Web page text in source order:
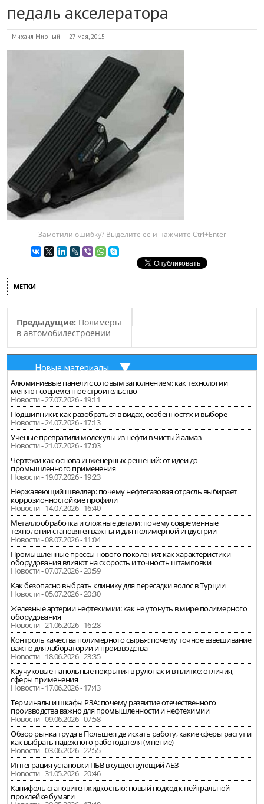
педаль акселератора
Михаил Мирный 27 мая, 2015
Заметили ошибку? Выделите ее и нажмите Ctrl+Enter
МЕТКИ
Предыдущие: Полимеры
в автомобилестроении
Новые материалы
Алюминиевые панели с сотовым заполнением: как технологии
меняют современное строительство
Новости - 27.07.2026 - 19:11
Подшипники: как разобраться в видах, особенностях и выборе
Новости - 24.07.2026 - 17:13
Учёные превратили молекулы из нефти в чистый алмаз
Новости - 21.07.2026 - 17:03
Чертежи как основа инженерных решений: от идеи до
промышленного применения
Новости - 19.07.2026 - 19:23
Нержавеющий швеллер: почему нефтегазовая отрасль выбирает
коррозионностойкие профили
Новости - 14.07.2026 - 16:40
Металлообработка и сложные детали: почему современные
технологии становятся важны и для полимерной индустрии
Новости - 08.07.2026 - 11:04
Промышленные прессы нового поколения: как характеристики
оборудования влияют на скорость и точность штамповки
Новости - 07.07.2026 - 20:59
Как безопасно выбрать клинику для пересадки волос в Турции
Новости - 05.07.2026 - 20:30
Железные артерии нефтехимии: как не утонуть в мире полимерного
оборудования
Новости - 21.06.2026 - 16:28
Контроль качества полимерного сырья: почему точное взвешивание
важно для лаборатории и производства
Новости - 18.06.2026 - 23:35
Каучуковые напольные покрытия в рулонах и в плитке: отличия,
сферы применения
Новости - 17.06.2026 - 17:43
Терминалы и шкафы РЗА: почему развитие отечественного
производства важно для промышленности и нефтехимии
Новости - 09.06.2026 - 07:58
Обзор рынка труда в Польше: где искать работу, какие сферы растут и
как выбрать надёжного работодателя (мнение)
Новости - 03.06.2026 - 22:55
Интеграция установки ПБВ в существующий АБЗ
Новости - 31.05.2026 - 20:46
Канифоль становится жидкостью: новый подход к нейтральной
проклейке бумаги